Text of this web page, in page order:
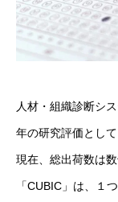
人材・組織診断シ
年の研究評価とし
現在、総出荷数は
「CUBIC」は、１